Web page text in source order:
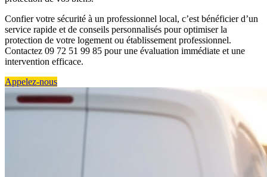
Confier votre sécurité à un professionnel local, c’est bénéficier d’un
service rapide et de conseils personnalisés pour optimiser la
protection de votre logement ou établissement professionnel.
Contactez 09 72 51 99 85 pour une évaluation immédiate et une
intervention efficace.
Appelez-nous